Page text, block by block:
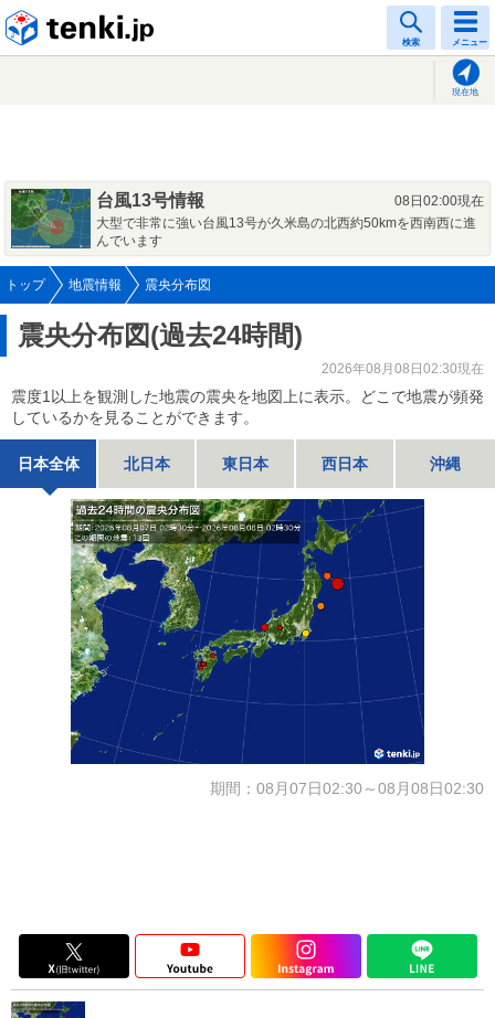
検索 メニュー
現在地
台風13号情報
08日02:00現在
大型で非常に強い台風13号が久米島の北西約50kmを西南西に進
んでいます
トップ 地震情報 震央分布図
震央分布図(過去24時間)
2026年08月08日02:30現在
震度1以上を観測した地震の震央を地図上に表示。どこで地震が頻発
しているかを見ることができます。
日本全体 北日本 東日本 西日本 沖縄
期間：08月07日02:30～08月08日02:30